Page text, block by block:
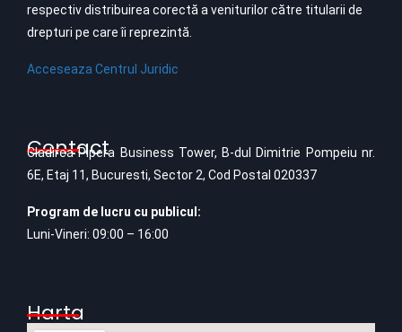
respectiv distribuirea corectă a veniturilor către titularii de
drepturi pe care îi reprezintă.
Acceseaza Centrul Juridic
Contact
Cladirea Pipera Business Tower, B-dul Dimitrie Pompeiu nr.
6E, Etaj 11, Bucuresti, Sector 2, Cod Postal 020337
Program de lucru cu publicul:
Luni-Vineri: 09:00 – 16:00
Harta